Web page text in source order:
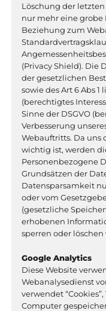
Löschung der
nur mehr eine
Beziehung zum
(Privacy Shield). Die
der gesetzlichen
sowie des Art 6 Abs
(berechtigtes
Sinne der DSGVO
Verbesserung
Webauftritts. Da uns
wichtig ist, werden
Personenbezogene
Grundsätzen der
Datensparsamkeit
oder vom
(gesetzliche
erhobenen
sperren oder
Google Analytics
Diese Website
Webanalysedienst
verwendet
Computer